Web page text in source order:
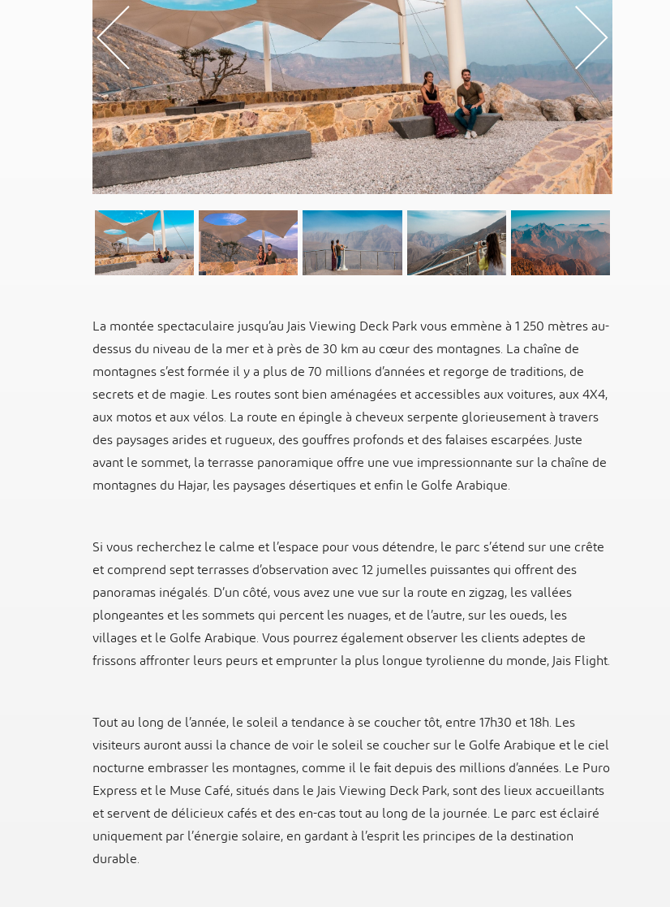
Previous Next
La montée spectaculaire jusqu’au Jais Viewing Deck Park vous emmène à 1 250 mètres au-
dessus du niveau de la mer et à près de 30 km au cœur des montagnes. La chaîne de
montagnes s’est formée il y a plus de 70 millions d’années et regorge de traditions, de
secrets et de magie. Les routes sont bien aménagées et accessibles aux voitures, aux 4X4,
aux motos et aux vélos. La route en épingle à cheveux serpente glorieusement à travers
des paysages arides et rugueux, des gouffres profonds et des falaises escarpées. Juste
avant le sommet, la terrasse panoramique offre une vue impressionnante sur la chaîne de
montagnes du Hajar, les paysages désertiques et enfin le Golfe Arabique.
Si vous recherchez le calme et l’espace pour vous détendre, le parc s’étend sur une crête
et comprend sept terrasses d’observation avec 12 jumelles puissantes qui offrent des
panoramas inégalés. D’un côté, vous avez une vue sur la route en zigzag, les vallées
plongeantes et les sommets qui percent les nuages, et de l’autre, sur les oueds, les
villages et le Golfe Arabique. Vous pourrez également observer les clients adeptes de
frissons affronter leurs peurs et emprunter la plus longue tyrolienne du monde, Jais Flight.
Tout au long de l’année, le soleil a tendance à se coucher tôt, entre 17h30 et 18h. Les
visiteurs auront aussi la chance de voir le soleil se coucher sur le Golfe Arabique et le ciel
nocturne embrasser les montagnes, comme il le fait depuis des millions d’années. Le Puro
Express et le Muse Café, situés dans le Jais Viewing Deck Park, sont des lieux accueillants
et servent de délicieux cafés et des en-cas tout au long de la journée. Le parc est éclairé
uniquement par l’énergie solaire, en gardant à l’esprit les principes de la destination
durable.